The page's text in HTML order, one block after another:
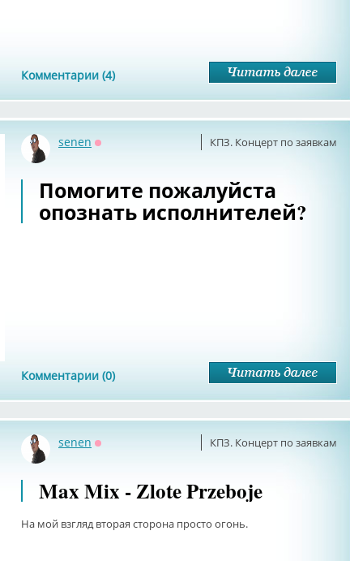
Комментарии (4)
КПЗ. Концерт по заявкам
senen
Помогите пожалуйста
опознать исполнителей?
Комментарии (0)
КПЗ. Концерт по заявкам
senen
Max Mix - Zlote Przeboje
На мой взгляд вторая сторона просто огонь.